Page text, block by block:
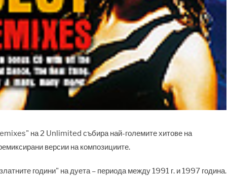
на 2 Unlimited събира най-големите хитове на
версии на композициите.
години" на дуета – периода между 1991 г. и 1997 година.